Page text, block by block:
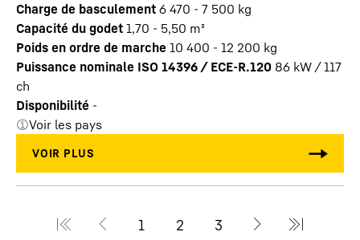
Charge de basculement 6 470 - 7 500 kg
Capacité du godet 1,70 - 5,50 m³
Poids en ordre de marche 10 400 - 12 200 kg
Puissance nominale ISO 14396 / ECE-R.120 86 kW / 117
ch
Disponibilité -
Voir les pays